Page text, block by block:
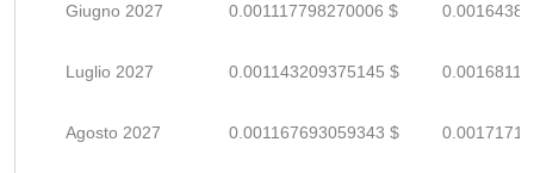
Giugno 2027 0.001117798270006 $
Luglio 2027 0.001143209375145 $
Agosto 2027 0.001167693059343 $